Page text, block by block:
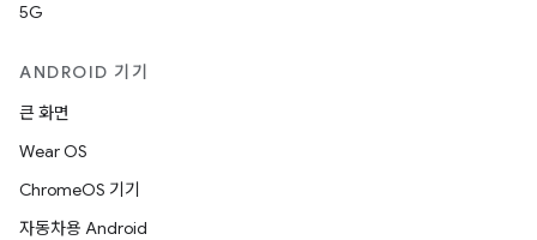
5G
ANDROID 기기
큰 화면
Wear OS
ChromeOS 기기
자동차용 Android